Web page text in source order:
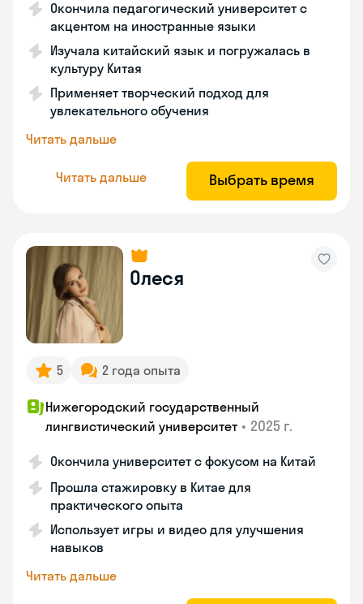
Окончила педагогический университет с
акцентом на иностранные языки
Изучала китайский язык и погружалась в
культуру Китая
Применяет творческий подход для
увлекательного обучения
Читать дальше
Читать дальше Выбрать время
Олеся
5 2 года опыта
Нижегородский государственный
лингвистический университет • 2025 г.
Окончила университет с фокусом на Китай
Прошла стажировку в Китае для
практического опыта
Использует игры и видео для улучшения
навыков
Читать дальше